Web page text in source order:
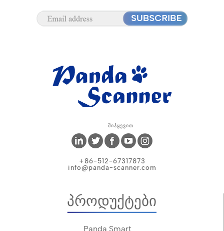
Მიჰყევით
+86-512-67317873
info@panda-scanner.com
Პროდუქტები
Panda Smart